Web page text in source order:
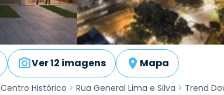
Ver 12 imagens Mapa
Centro Histórico > Rua General Lima e Silva > Trend